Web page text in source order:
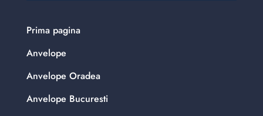
Prima pagina
Anvelope
Anvelope Oradea
Anvelope Bucuresti